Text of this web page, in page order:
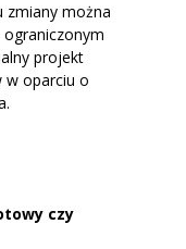
zmiany można
projekt
oparciu o
czy